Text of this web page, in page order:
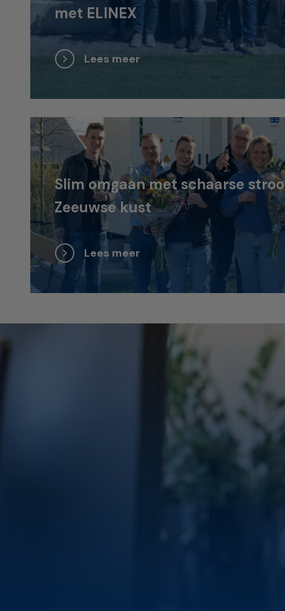
met ELINEX
Lees meer
Slim omgaan met schaarse
Zeeuwse kust
Lees meer